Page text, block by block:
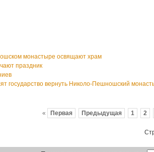
монастыре освящают храм
праздник
государство вернуть Николо-Пешношский
« Первая Предыдущая 1 2